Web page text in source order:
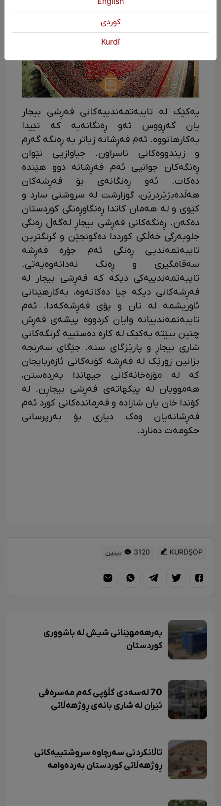
یەکێک لە تایبەتمەندییەکانی فەڕشی بیجار
یان گەڕووس ئەو ڕەنگانەیە کە تێیدا
بەکارهاتووە. ئەم فەڕشانە زیاتر بە ڕەنگە گەرم
و زیندووەکانی ناسراون. جیاوازیی نێوان
ڕەنگەکان جوانیی ئەم فەڕشانە دوو هێندە
دەکات. ئەو ڕەنگانەی بۆ فەڕشەکان
هەڵدەبژێردرێن، گوزارشت لە سروشتی سارد و
کێوی و لە هەمان کاتدا ڕەنگاوڕەنگی کوردستان
دەکەن. ڕەنگەکانی فەڕشی بیجاڕ لەگەڵ ڕەنگی
جلوبەرگی خەڵکی کورددا دەگونجێن و گرنگترین
تایبەتمەندیی ڕەنگی ئەم جۆرە فەڕشە
سەقامگیری و ڕەنگ نەدانەوەیەتی.
تایبەتمەندییەکی دیکە کە فەڕشی بیجار لە
فەڕشەکانی دیکە جیا دەکاتەوە، بەکارهێنانی
ئاوریشمە لە تان و پۆی فەڕشەکەدا. ئەم
تایبەتمەندییانە وایان کردووە پیشەی فەڕش
چنین ببێتە یەکێک لە کارە دەستییە گرنگەکانی
شاری بیجاڕ و پارێزگای سنە. جێگای سەرنجە
بزانین زۆرێک لە فەڕشە کۆنەکانی ئازەربایجان
کە لە مۆزەخانەکانی جیهاندا بەردەستن،
هەموویان لە پێکهاتەی فەڕشی بیجاڕن. لە
کۆندا خان یان شازادە و فەرماندەکانی کورد ئەم
فەڕشانەیان وەک دیاری بۆ بەرپرسانی
حکومەت دەنارد.
KURDŞOP 3120 بینین
بەرهەمهێنانی شیش لە باشووری
کوردستان
70 لەسەدی گڵۆپی کەم مەسرەفی
ئێران لە شاری بانەی ڕۆژهەڵاتی
تاڵانکردنی سەرچاوە سروشتییەکانی
ڕۆژهەڵاتی کوردستان بەردەوامە
كوردی
Kurdî